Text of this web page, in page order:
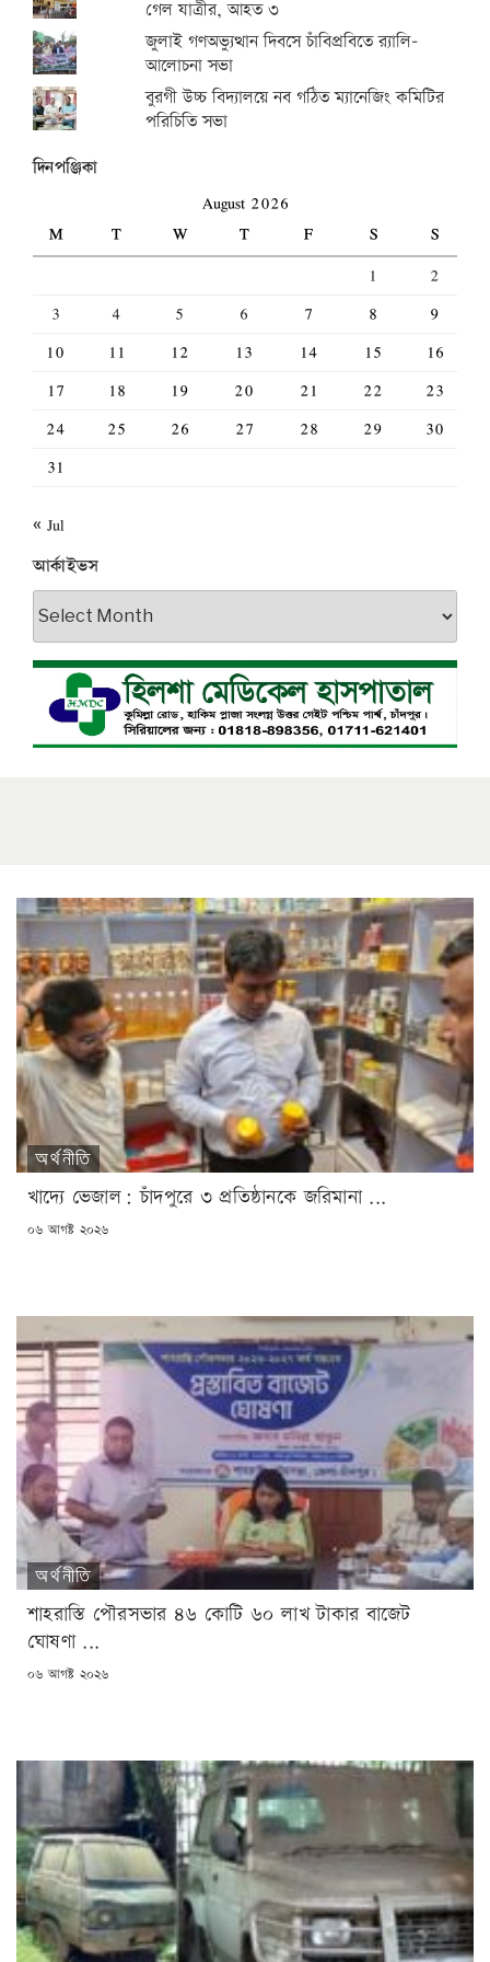
গেল যাত্রীর, আহত ৩
জুলাই গণঅভ্যুত্থান দিবসে চাঁবিপ্রবিতে র‍্যালি-
আলোচনা সভা
বুরগী উচ্চ বিদ্যালয়ে নব গঠিত ম্যানেজিং কমিটির
পরিচিতি সভা
দিনপঞ্জিকা
August 2026
M
T W T F S
S
1
2
3
4 5 6 7 8
9
10
11 12 13 14 15
16
17
18 19 20 21 22
23
24
25 26 27 28 29
30
31
« Jul
আর্কাইভস
আর্কাইভস
অর্থনীতি
খাদ্যে ভেজাল: চাঁদপুরে ৩ প্রতিষ্ঠানকে জরিমানা ...
POSTED
০৬ আগষ্ট ২০২৬
অর্থনীতি
শাহরাস্তি পৌরসভার ৪৬ কোটি ৬০ লাখ টাকার বাজেট
ঘোষণা ...
POSTED
০৬ আগষ্ট ২০২৬